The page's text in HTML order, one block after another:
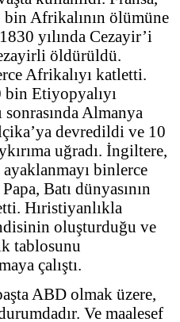
bin Afrikalının ölümüne
yılında Cezayir’i
öldürüldü.
Afrikalıyı katletti.
bin Etiyopyalıyı
Almanya
devredildi ve 10
uğradı. İngiltere,
binlerce
Batı dünyasının
Hıristiyanlıkla
oluşturduğu ve
tablosunu
çalıştı.
ABD olmak üzere,
Ve maalesef